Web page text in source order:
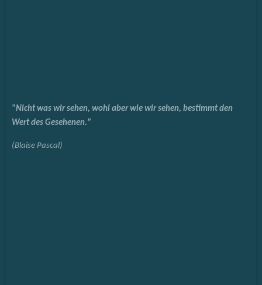
"Nicht was wir sehen, wohl aber wie wir sehen, bestimmt den
Wert des Gesehenen."
(Blaise Pascal)